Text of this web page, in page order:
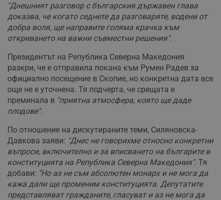
"Днешният разговор с българския държавен глава
доказва, че когато седнете да разговаряте, водени от
добра воля, ще направите голяма крачка към
откриването на важни съвместни решения".
Президентът на Република Северна Македония
разкри, че е отправила покана към Румен Радев за
официално посещение в Скопие, но конкретна дата все
още не е уточнена. Тя подчерта, че срещата е
преминала в "приятна атмосфера, която ще даде
плодове".
По отношение на дискутираните теми, Силяновска-
Давкова заяви: "Днес не говорихме относно конкретни
въпроси, включително и за вписването на българите в
конституцията на Република Северна Македония". Тя
добави: "Но аз не съм абсолютен монарх и не мога да
кажа дали ще променим конституцията. Депутатите
представляват гражданите, гласуват и аз не мога да